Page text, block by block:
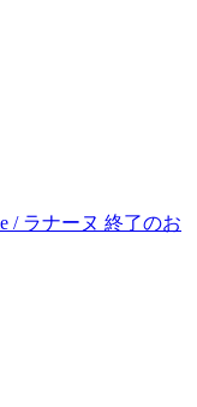
/ ラナーヌ 終了のお